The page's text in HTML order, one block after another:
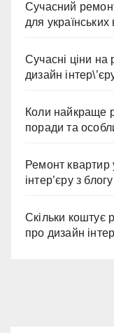
Сучасний
для українських
Сучасні ціни на
дизайн
Коли найкраще
поради та
Ремонт квартир
інтер’єру з
Скільки коштує
про дизайн